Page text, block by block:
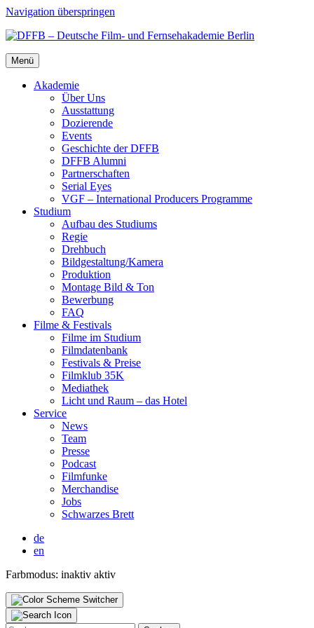
Navigation überspringen
Menü
Aka­de­mie
Über Uns
Aus­stat­tung
Dozie­ren­de
Events
Geschich­te der DFFB
DFFB Alum­ni
Part­ner­schaf­ten
Seri­al Eyes
VGF – Inter­na­tio­nal Pro­du­cers Pro­gram­me
Stu­di­um
Auf­bau des Stu­di­ums
Regie
Dreh­buch
Bildgestaltung/​​Kamera
Pro­duk­ti­on
Mon­ta­ge Bild & Ton
Bewer­bung
FAQ
Fil­me & Fes­ti­vals
Fil­me im Stu­di­um
Film­da­ten­bank
Fes­ti­vals & Prei­se
Film­klub 35K
Media­thek
Licht und Raum – das Hotel
Ser­vice
News
Team
Pres­se
Pod­cast
Film­fun­ke
Mer­chan­di­se
Jobs
Schwar­zes Brett
de
en
Farbmodus: inaktiv aktiv